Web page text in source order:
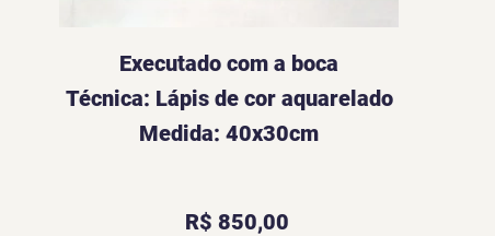
Executado com a boca
Técnica: Lápis de cor aquarelado
Medida: 40x30cm
R$ 850,00